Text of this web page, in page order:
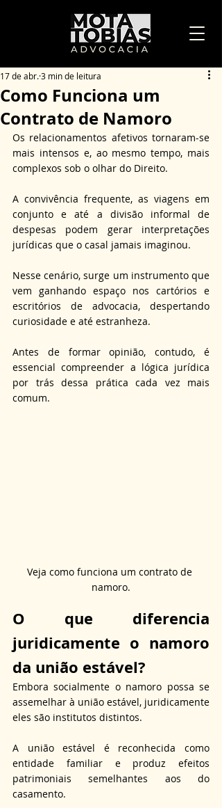
Como Funciona um
Contrato de Namoro
17 de abr.3 min de leitura
Os relacionamentos afetivos tornaram-se
mais intensos e, ao mesmo tempo, mais
complexos sob o olhar do Direito.
A convivência frequente, as viagens em
conjunto e até a divisão informal de
despesas podem gerar interpretações
jurídicas que o casal jamais imaginou.
Nesse cenário, surge um instrumento que
vem ganhando espaço nos cartórios e
escritórios de advocacia, despertando
curiosidade e até estranheza.
Antes de formar opinião, contudo, é
essencial compreender a lógica jurídica
por trás dessa prática cada vez mais
comum.
Veja como funciona um contrato de
namoro.
juridicamente o namoro
da união estável?
Embora socialmente o namoro possa se
assemelhar à união estável, juridicamente
eles são institutos distintos.
A união estável é reconhecida como
entidade familiar e produz efeitos
patrimoniais semelhantes aos do
casamento.